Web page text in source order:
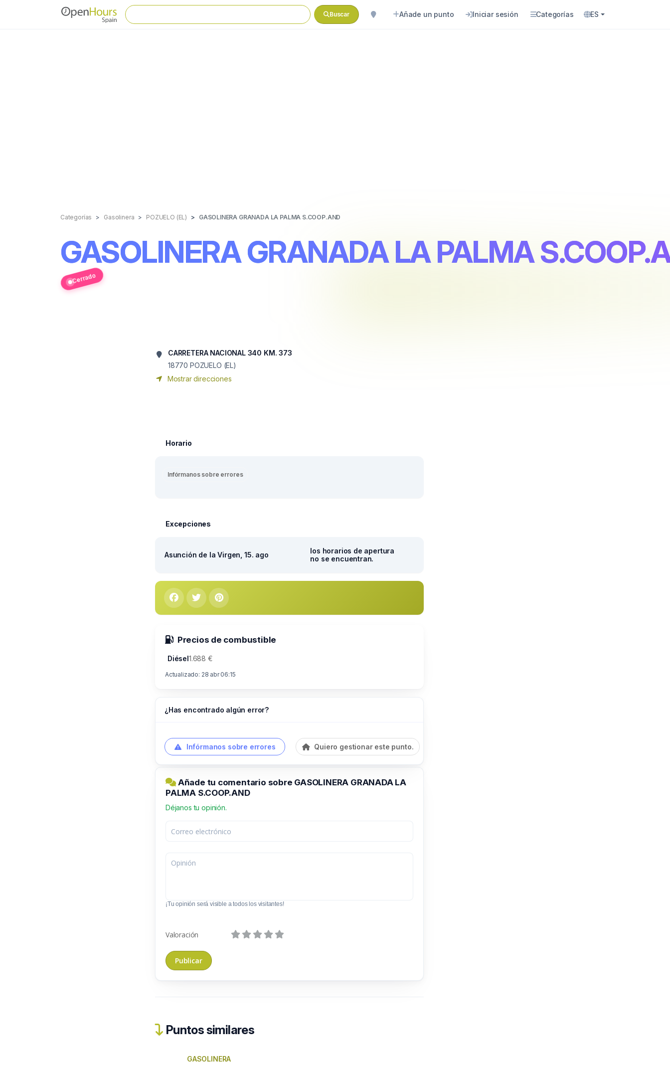
Buscar Añade un punto Iniciar sesión Categorías ES
Categorías Gasolinera POZUELO (EL) GASOLINERA GRANADA LA PALMA S.COOP.AND
GASOLINERA GRANADA LA PALMA
Cerrado
CARRETERA NACIONAL 340 KM. 373
18770 POZUELO (EL)
Mostrar direcciones
Horario
Infórmanos sobre errores
Excepciones
Asunción de la Virgen, 15. ago
los horarios de apertura
no se encuentran.
Precios de combustible
Diésel1.688 €
Actualizado: 28 abr 06:15
¿Has encontrado algún error?
Infórmanos sobre errores Quiero gestionar este punto.
Añade tu comentario sobre GASOLINERA GRANADA LA
PALMA S.COOP.AND
Déjanos tu opinión.
¡Tu opinión será visible a todos los visitantes!
Valoración
Puntos similares
GASOLINERA